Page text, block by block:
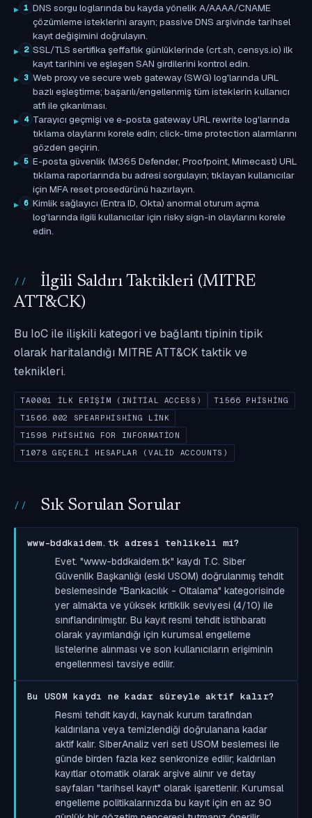
1 DNS sorgu loglarında bu kayda yönelik A/AAAA/CNAME
çözümleme isteklerini arayın; passive DNS arşivinde tarihsel
kayıt değişimini doğrulayın.
2 SSL/TLS sertifika şeffaflık günlüklerinde (crt.sh, censys.io) ilk
kayıt tarihini ve eşleşen SAN girdilerini kontrol edin.
3 Web proxy ve secure web gateway (SWG) log'larında URL
bazlı eşleştirme; başarılı/engellenmiş tüm isteklerin kullanıcı
atfı ile çıkarılması.
4 Tarayıcı geçmişi ve e-posta gateway URL rewrite log'larında
tıklama olaylarını korele edin; click-time protection alarmlarını
gözden geçirin.
5 E-posta güvenlik (M365 Defender, Proofpoint, Mimecast) URL
tıklama raporlarında bu adresi sorgulayın; tıklayan kullanıcılar
için MFA reset prosedürünü hazırlayın.
6 Kimlik sağlayıcı (Entra ID, Okta) anormal oturum açma
log'larında ilgili kullanıcılar için risky sign-in olaylarını korele
edin.
İlgili Saldırı Taktikleri (MITRE
ATT&CK)
Bu IoC ile ilişkili kategori ve bağlantı tipinin tipik
olarak haritalandığı MITRE ATT&CK taktik ve
teknikleri.
TA0001 İLK ERIŞIM (INITIAL ACCESS)
T1566 PHISHING
T1566.002 SPEARPHISHING LINK
T1598 PHISHING FOR INFORMATION
T1078 GEÇERLI HESAPLAR (VALID ACCOUNTS)
Sık Sorulan Sorular
www-bddkaidem.tk adresi tehlikeli mi?
Evet. "www-bddkaidem.tk" kaydı T.C. Siber
Güvenlik Başkanlığı (eski USOM) doğrulanmış tehdit
beslemesinde "Bankacılık - Oltalama" kategorisinde
yer almakta ve yüksek kritiklik seviyesi (4/10) ile
sınıflandırılmıştır. Bu kayıt resmi tehdit istihbaratı
olarak yayımlandığı için kurumsal engelleme
listelerine alınması ve son kullanıcıların erişiminin
engellenmesi tavsiye edilir.
Bu USOM kaydı ne kadar süreyle aktif kalır?
Resmi tehdit kaydı, kaynak kurum tarafından
kaldırılana veya temizlendiği doğrulanana kadar
aktif kalır. SiberAnaliz veri seti USOM beslemesi ile
günde birden fazla kez senkronize edilir; kaldırılan
kayıtlar otomatik olarak arşive alınır ve detay
sayfaları "tarihsel kayıt" olarak işaretlenir. Kurumsal
engelleme politikalarınızda bu kayıt için en az 90